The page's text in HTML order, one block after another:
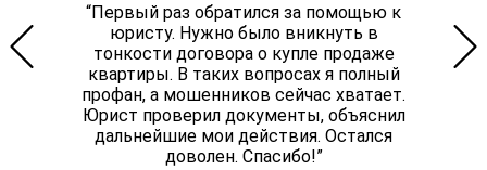
“Первый раз обратился за помощью к
юристу. Нужно было вникнуть в
тонкости договора о купле продаже
квартиры. В таких вопросах я полный
профан, а мошенников сейчас хватает.
Юрист проверил документы, объяснил
дальнейшие мои действия. Остался
доволен. Спасибо!”